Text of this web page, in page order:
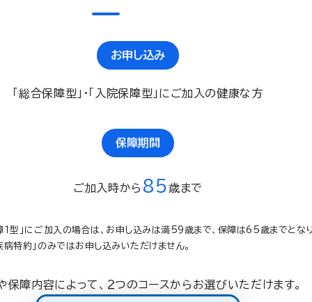
お申し込み
「総合保障型」・「入院保障型」にご加入の健康な方
保障期間
ご加入時から 85 歳まで
１型」にご加入の場合は、お申し込みは満59歳まで、保障は65歳までとな
病特約」のみではお申し込みいただけません。
保障内容によって、２つのコースからお選びいただけます。